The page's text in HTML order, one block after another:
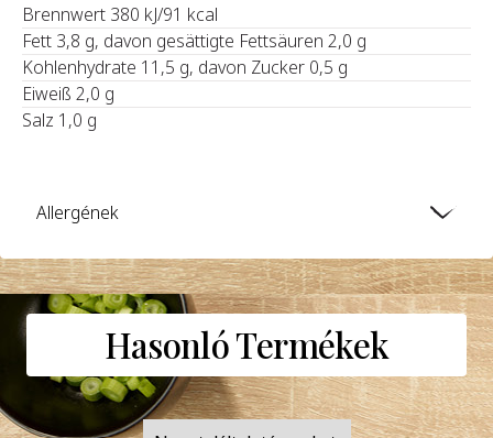
Brennwert 380 kJ/91 kcal
Fett 3,8 g, davon gesättigte Fettsäuren 2,0 g
Kohlenhydrate 11,5 g, davon Zucker 0,5 g
Eiweiß 2,0 g
Salz 1,0 g
Allergének
Hasonló Termékek